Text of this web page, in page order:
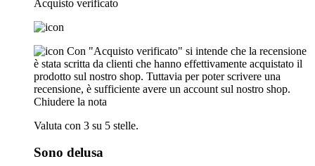
Acquisto verificato
Con "Acquisto verificato" si intende che la recensione
è stata scritta da clienti che hanno effettivamente acquistato il
prodotto sul nostro shop. Tuttavia per poter scrivere una
recensione, è sufficiente avere un account sul nostro shop.
Chiudere la nota
Valuta con 3 su 5 stelle.
Sono delusa